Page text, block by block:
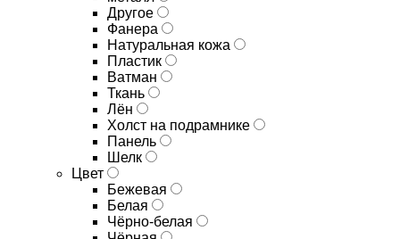
Другое
Фанера
Натуральная кожа
Пластик
Ватман
Ткань
Лён
Холст на подрамнике
Панель
Шелк
Цвет
Бежевая
Белая
Чёрно-белая